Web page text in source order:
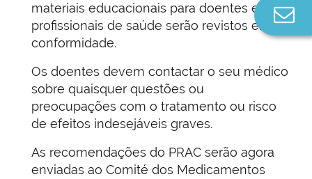
materiais educacionais para doentes e
profissionais de saúde serão revistos em
conformidade.
Os doentes devem contactar o seu médico
sobre quaisquer questões ou
preocupações com o tratamento ou risco
de efeitos indesejáveis graves.
As recomendações do PRAC serão agora
enviadas ao Comité dos Medicamentos